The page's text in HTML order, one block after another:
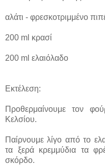
αλάτι - φρεσκοτριμμένο
200 ml κρασί
200 ml ελαιόλαδο
Εκτέλεση:
Προθερμαίνουμε τον
Κελσίου.
Παίρνουμε λίγο από το
τα ξερά κρεμμύδια τα
σκόρδο.